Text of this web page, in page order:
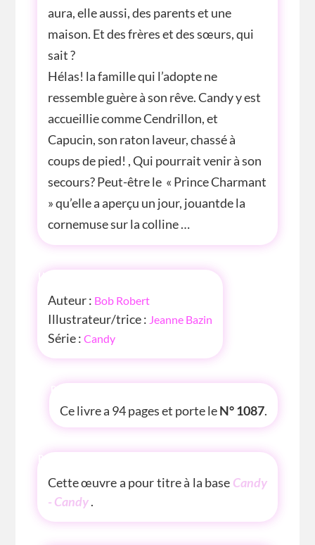
aura, elle aussi, des parents et une
maison. Et des frères et des sœurs, qui
sait ?
Hélas! la famille qui l’adopte ne
ressemble guère à son rêve. Candy y est
accueillie comme Cendrillon, et
Capucin, son raton laveur, chassé à
coups de pied! , Qui pourrait venir à son
secours? Peut-être le « Prince Charmant
» qu’elle a aperçu un jour, jouantde la
cornemuse sur la colline …
INFOS
Auteur : Bob Robert
Illustrateur/trice : Jeanne Bazin
Série : Candy
P'TITE INFOS
Ce livre a 94 pages et porte leN° 1087.
P'TITE(S) INFOS SUR LE LIVRE
Cette œuvre a pour titre à la base Candy
- Candy.